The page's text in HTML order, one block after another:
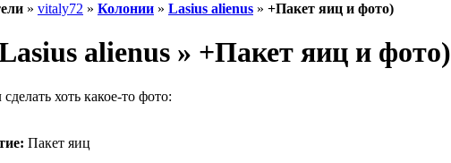
» vitaly72 » Колонии » Lasius alienus » +Пакет яиц и фото)
alienus » +Пакет яиц и фото)
хоть какое-то фото:
Пакет яиц